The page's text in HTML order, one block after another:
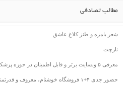
مطالب تصادفی
شعر بامزه و طنز کلاغ عاشق
نازچت
معرفی ۵ وبسایت برتر و قابل اطمینان در حوزه پزشکی و دندانپزشکی
حضور جدی ۴+۱ فروشگاه خوشنام، معروف و قدرتمند در فضای آنلاین فروش